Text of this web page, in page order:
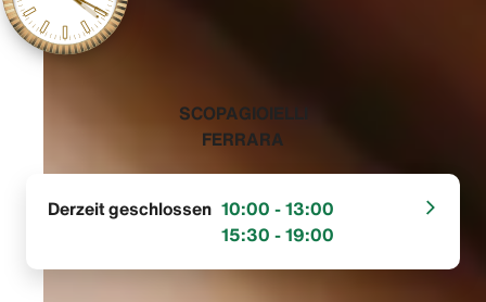
‭SCOPAGIOIELLI
FERRARA‬
Derzeit geschlossen 10:00 - 13:00
15:30 - 19:00